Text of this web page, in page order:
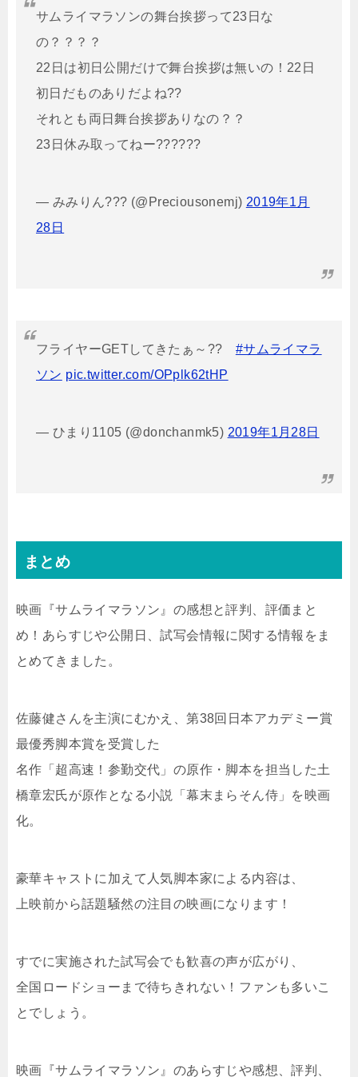
サムライマラソンの舞台挨拶って23日な
の？？？？
22日は初日公開だけで舞台挨拶は無いの！22日
初日だものありだよね??
それとも両日舞台挨拶ありなの？？
23日休み取ってねー??????
— みみりん??? (@Preciousonemj) 2019年1月
28日
フライヤーGETしてきたぁ～?? #サムライマラ
ソン pic.twitter.com/OPplk62tHP
— ひまり1105 (@donchanmk5) 2019年1月28日
まとめ
映画『サムライマラソン』の感想と評判、評価まと
め！あらすじや公開日、試写会情報に関する情報をま
とめてきました。
佐藤健さんを主演にむかえ、第38回日本アカデミー賞
最優秀脚本賞を受賞した
名作「超高速！参勤交代」の原作・脚本を担当した土
橋章宏氏が原作となる小説「幕末まらそん侍」を映画
化。
豪華キャストに加えて人気脚本家による内容は、
上映前から話題騒然の注目の映画になります！
すでに実施された試写会でも歓喜の声が広がり、
全国ロードショーまで待ちきれない！ファンも多いこ
とでしょう。
映画『サムライマラソン』のあらすじや感想、評判、